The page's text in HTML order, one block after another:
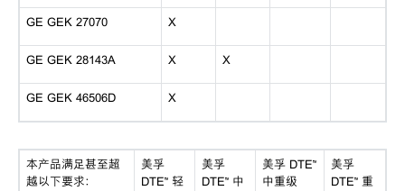
GE GEK 27070 X
GE GEK 28143A X X
GE GEK 46506D X
本产品满足甚至超
越以下要求：
美孚
DTE™ 轻
美孚
DTE™ 中
美孚 DTE™
中重级
美孚
DTE™ 重